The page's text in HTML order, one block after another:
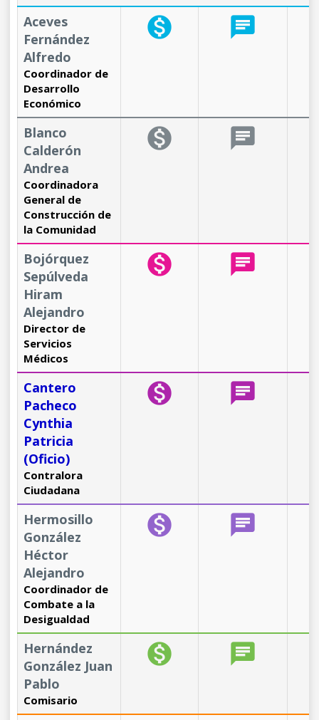
Aceves
Fernández
Alfredo
Coordinador de
Desarrollo
Económico
monetization_on chat
Blanco
Calderón
Andrea
Coordinadora
General de
Construcción de
la Comunidad
monetization_on chat
Bojórquez
Sepúlveda
Hiram
Alejandro
Director de
Servicios
Médicos
monetization_on chat
Cantero
Pacheco
Cynthia
Patricia
(Oficio)
Contralora
Ciudadana
monetization_on chat
Hermosillo
González
Héctor
Alejandro
Coordinador de
Combate a la
Desigualdad
monetization_on chat
Hernández
González Juan
Pablo
Comisario
monetization_on chat